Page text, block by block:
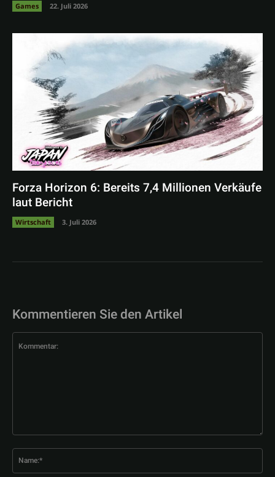
Games 22. Juli 2026
Forza Horizon 6: Bereits 7,4 Millionen Verkäufe
laut Bericht
Wirtschaft 3. Juli 2026
Kommentieren Sie den Artikel